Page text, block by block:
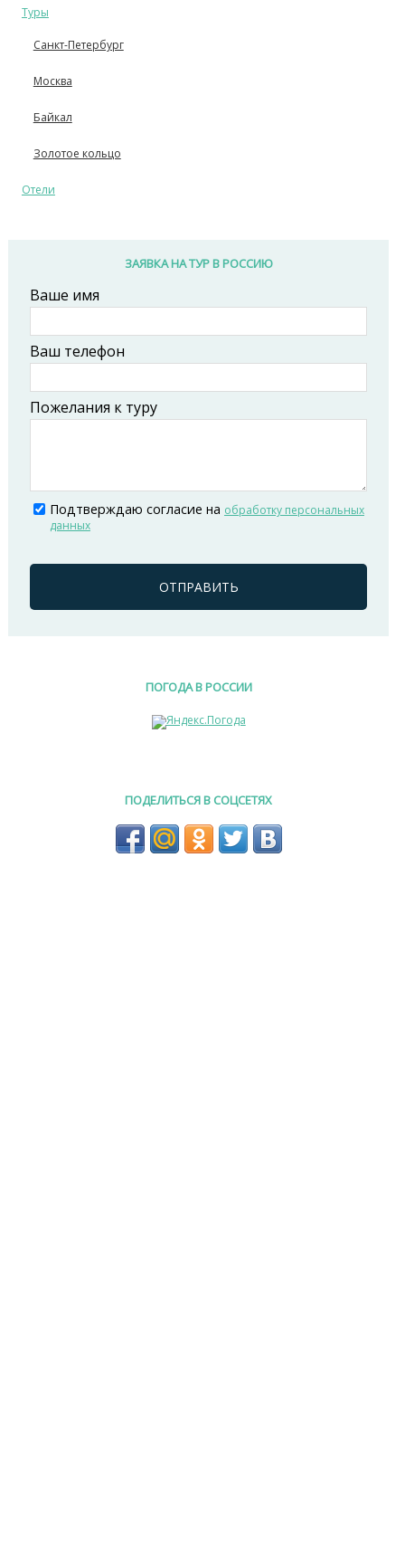
Туры
Санкт-Петербург
Москва
Байкал
Золотое кольцо
Отели
ЗАЯВКА НА ТУР В РОССИЮ
Ваше имя
Ваш телефон
Пожелания к туру
Подтверждаю согласие на обработку персональных
данных
ОТПРАВИТЬ
ПОГОДА В РОССИИ
ПОДЕЛИТЬСЯ В СОЦСЕТЯХ